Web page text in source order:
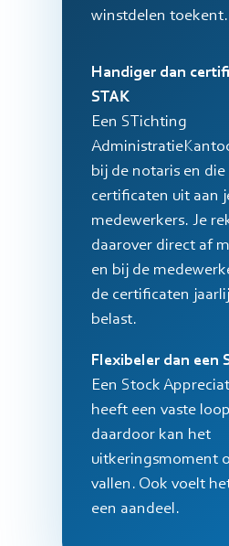
winstdelen toekent.
Handiger dan
STAK
Een STichting
bij de notaris en
certificaten uit aan
medewerkers. Je
daarover direct af
en bij de
de certificaten
belast.
Flexibeler dan een
Een Stock
heeft een vaste
daardoor kan het
uitkeringsmoment
vallen. Ook voelt
een aandeel.